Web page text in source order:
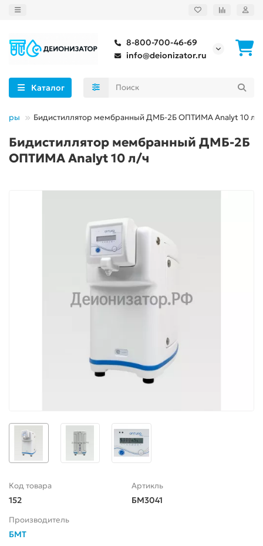
8-800-700-46-69
info@deionizator.ru
Каталог
Бидистиллятор мембранный ДМБ-2Б ОПТИМА Analyt 10 л/ч
Бидистиллятор мембранный ДМБ-2Б
ОПТИМА Analyt 10 л/ч
Код товара
152
Артикль
БМ3041
Производитель
БМТ